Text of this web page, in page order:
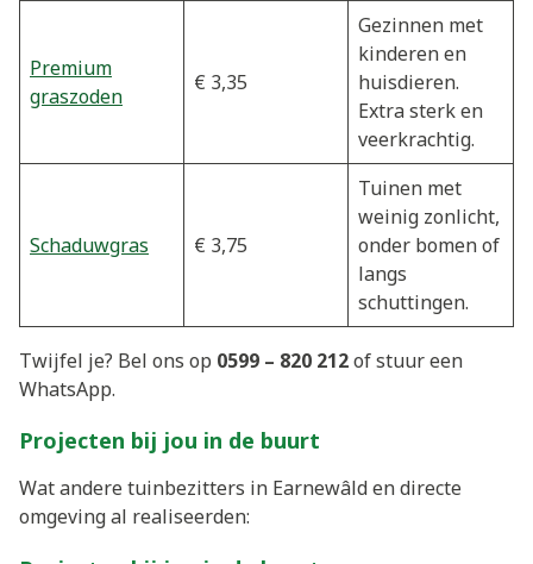
Premium
graszoden
€ 3,35
Gezinnen met
kinderen en
huisdieren.
Extra sterk en
veerkrachtig.
Schaduwgras € 3,75
Tuinen met
weinig zonlicht,
onder bomen of
langs
schuttingen.
Twijfel je? Bel ons op 0599 – 820 212of stuur een
WhatsApp.
Projecten bij jou in de buurt
Wat andere tuinbezitters in Earnewâld en directe
omgeving al realiseerden: